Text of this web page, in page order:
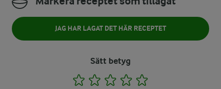
JAG HAR LAGAT DET HÄR RECEPTET
Sätt betyg
1 2 3 4